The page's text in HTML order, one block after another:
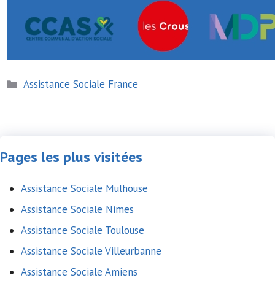
Catégories
Assistance Sociale France
Pages les plus visitées
Assistance Sociale Mulhouse
Assistance Sociale Nimes
Assistance Sociale Toulouse
Assistance Sociale Villeurbanne
Assistance Sociale Amiens